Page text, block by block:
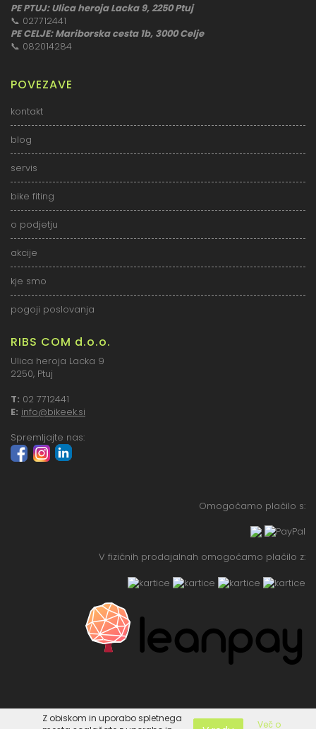
PE PTUJ: Ulica heroja Lacka 9, 2250 Ptuj
📞 027712441
PE CELJE: Mariborska cesta 1b, 3000 Celje
📞 082014284
POVEZAVE
kontakt
blog
servis
bike fiting
o podjetju
akcije
kje smo
pogoji poslovanja
RIBS COM d.o.o.
Ulica heroja Lacka 9
2250, Ptuj
T: 02 7712441
E: info@bikeek.si
Spremljajte nas:
Omogočamo plačilo s:
V fizičnih prodajalnah omogočamo plačilo z:
Z obiskom in uporabo spletnega
Več o